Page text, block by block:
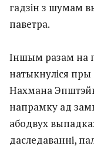
гадзін з шумам
паветра.
Іншым разам на
натыкнуліся
Нахмана
напрамку ад
абодвух
даследаванні,